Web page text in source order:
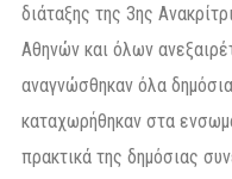
διάταξης της 3ης
Αθηνών και όλων
αναγνώσθηκαν όλα
καταχωρήθηκαν στα
πρακτικά της δημόσιας